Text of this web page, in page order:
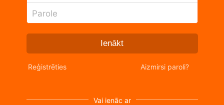
Parole
Ienākt
Reģistrēties Aizmirsi paroli?
Vai ienāc ar